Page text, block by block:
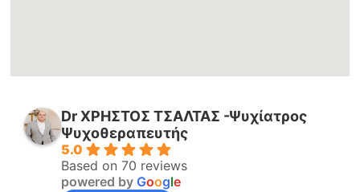
Dr ΧΡΗΣΤΟΣ ΤΣΑΛΤΑΣ -Ψυχίατρος
Ψυχοθεραπευτής
5.0
Based on 70 reviews
powered by Google